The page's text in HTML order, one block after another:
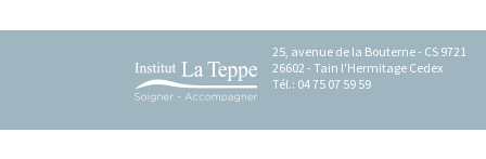
25, avenue de la Bouterne - CS 9721
26602 - Tain l'Hermitage Cedex
Tél.: 04 75 07 59 59